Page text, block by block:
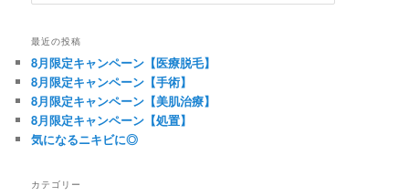
最近の投稿
8月限定キャンペーン【医療脱毛】
8月限定キャンペーン【手術】
8月限定キャンペーン【美肌治療】
8月限定キャンペーン【処置】
気になるニキビに◎
カテゴリー